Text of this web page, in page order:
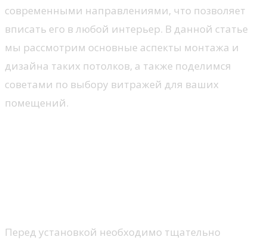
современными направлениями, что позволяет
вписать его в любой интерьер. В данной статье
мы рассмотрим основные аспекты монтажа и
дизайна таких потолков, а также поделимся
советами по выбору витражей для ваших
помещений.
Перед установкой необходимо тщательно